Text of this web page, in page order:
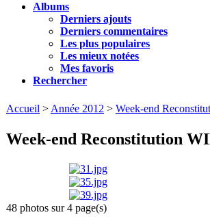
Albums
Derniers ajouts
Derniers commentaires
Les plus populaires
Les mieux notées
Mes favoris
Rechercher
Accueil > Année 2012 > Week-end
Week-end Reconstitution
48 photos sur 4 page(s)